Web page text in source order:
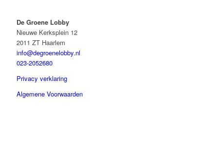
De Groene Lobby
Nieuwe Kerksplein 12
2011 ZT Haarlem
info@degroenelobby.nl
023-2052680
Privacy verklaring
Algemene Voorwaarden